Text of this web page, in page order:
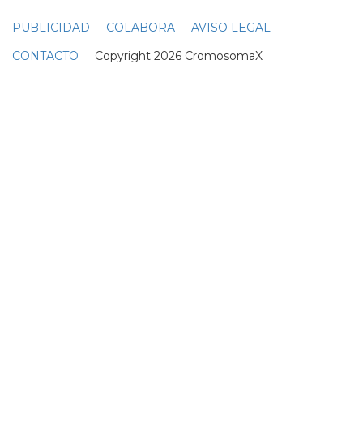
PUBLICIDAD COLABORA
AVISO LEGAL
CONTACTO Copyright 2026 CromosomaX